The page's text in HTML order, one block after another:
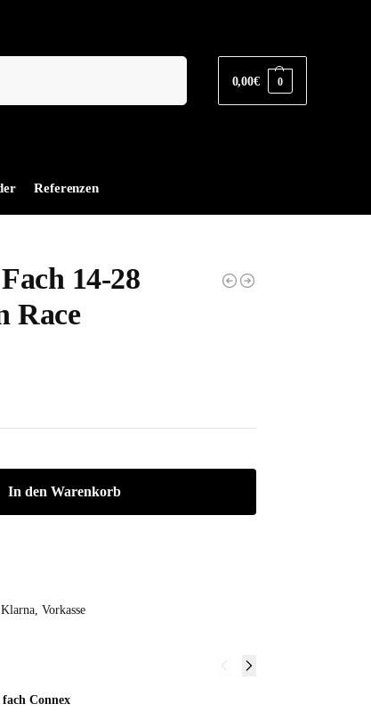
0,00€ 0
Referenzen
14-28
Race
In den Warenkorb
Vorkasse
Connex